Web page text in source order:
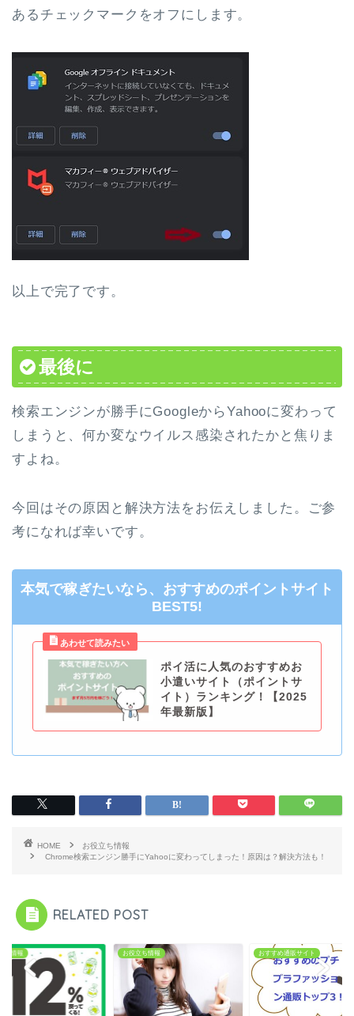
あるチェックマークをオフにします。
以上で完了です。
最後に
検索エンジンが勝手にGoogleからYahooに変わって
しまうと、何か変なウイルス感染されたかと焦りま
すよね。
今回はその原因と解決方法をお伝えしました。ご参
考になれば幸いです。
本気で稼ぎたいなら、おすすめのポイントサイト
BEST5!
ポイ活に人気のおすすめお
小遣いサイト（ポイントサ
イト）ランキング！【2025
年最新版】
HOME
お役立ち情報
Chrome検索エンジン勝手にYahooに変わってしまった！原因は？解決方法も！
RELATED POST
ち情報 お役立ち情報 おすすめ通販サイト